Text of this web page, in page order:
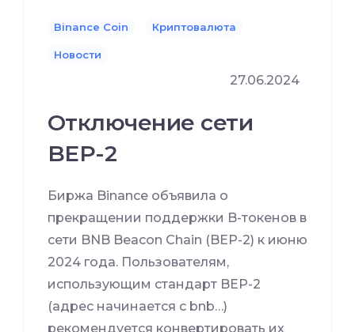
Binance Coin Криптовалюта
Новости
27.06.2024
Отключение сети
BEP-2
Биржа Binance объявила о
прекращении поддержки B-токенов в
сети BNB Beacon Chain (BEP-2) к июню
2024 года. Пользователям,
использующим стандарт BEP-2
(адрес начинается с bnb…)
рекомендуется конвертировать их